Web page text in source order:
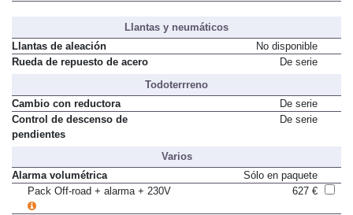
Llantas y neumáticos
Llantas de aleación
No disponible
Rueda de repuesto de acero
De serie
Todoterrreno
Cambio con reductora
De serie
Control de descenso de
pendientes
De serie
Varios
Alarma volumétrica
Sólo en paquete
Pack Off-road + alarma + 230V
627 €